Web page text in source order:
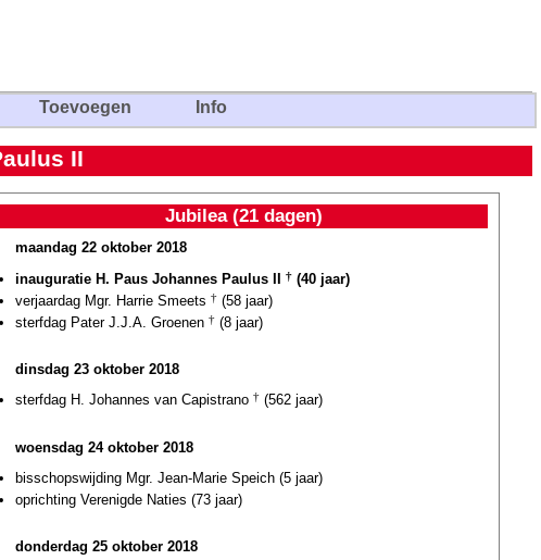
Toevoegen Info
II
Jubilea (21 dagen)
maandag 22 oktober 2018
inauguratie H. Paus Johannes Paulus II † (40 jaar)
verjaardag Mgr. Harrie Smeets † (58 jaar)
sterfdag Pater J.J.A. Groenen † (8 jaar)
dinsdag 23 oktober 2018
sterfdag H. Johannes van Capistrano † (562 jaar)
woensdag 24 oktober 2018
bisschopswijding Mgr. Jean-Marie Speich (5 jaar)
oprichting Verenigde Naties (73 jaar)
donderdag 25 oktober 2018